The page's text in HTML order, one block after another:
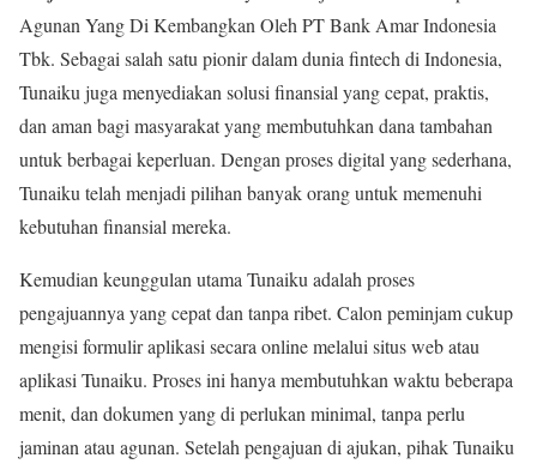
Agunan Yang Di Kembangkan Oleh PT Bank Amar Indonesia
Tbk. Sebagai salah satu pionir dalam dunia fintech di Indonesia,
Tunaiku juga menyediakan solusi finansial yang cepat, praktis,
dan aman bagi masyarakat yang membutuhkan dana tambahan
untuk berbagai keperluan. Dengan proses digital yang sederhana,
Tunaiku telah menjadi pilihan banyak orang untuk memenuhi
kebutuhan finansial mereka.
Kemudian keunggulan utama Tunaiku adalah proses
pengajuannya yang cepat dan tanpa ribet. Calon peminjam cukup
mengisi formulir aplikasi secara online melalui situs web atau
aplikasi Tunaiku. Proses ini hanya membutuhkan waktu beberapa
menit, dan dokumen yang di perlukan minimal, tanpa perlu
jaminan atau agunan. Setelah pengajuan di ajukan, pihak Tunaiku